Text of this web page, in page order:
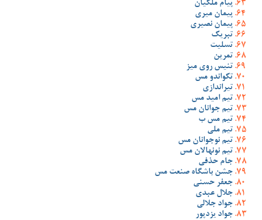
پیام ملکیان
پیمان میری
پیمان نصیری
تبریک
تسلیت
تمرین
تنیس روی میز
تکواندو مس
تیراندازی
تیم امید مس
تیم جوانان مس
تیم مس ب
تیم ملی
تیم نوجوانان مس
تیم نونهالان مس
جام حذفی
جشن باشگاه صنعت مس
جعفر حسنی
جلال عبدی
جواد جلالی
جواد یزدپور